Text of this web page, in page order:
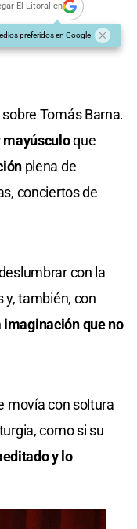
El Litoral en
preferidos en Google
Tomás Barna.
que
plena de
conciertos de
con la
y, también, con
que no
movía con soltura
como si su
y lo